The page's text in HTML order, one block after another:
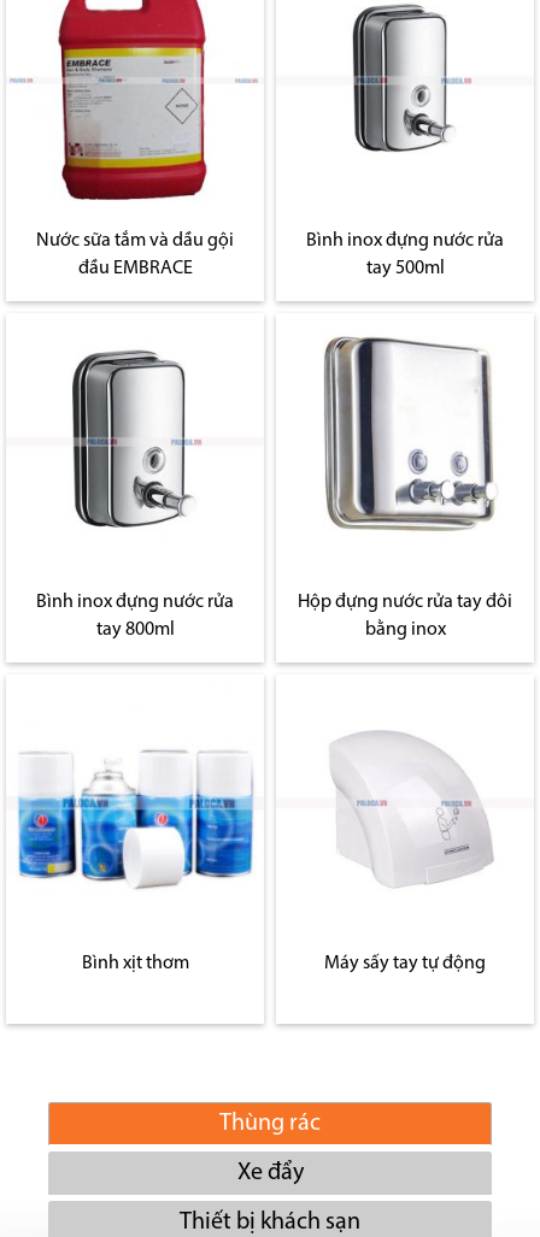
Nước sữa tắm và dầu gội
đầu EMBRACE
Bình inox đựng nước rửa
tay 500ml
Bình inox đựng nước rửa
tay 800ml
Hộp đựng nước rửa tay đôi
bằng inox
Bình xịt thơm Máy sấy tay tự động
Thùng rác
Xe đẩy
Thiết bị khách sạn